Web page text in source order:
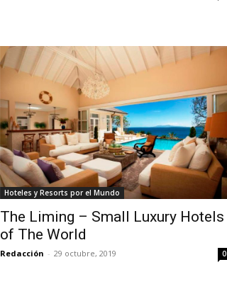
Hoteles y Resorts por el Mundo
The Liming – Small Luxury Hotels
of The World
Redacción - 29 octubre, 2019 0